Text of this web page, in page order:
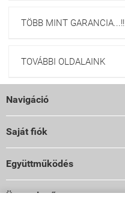
TÖBB MINT GARANCIA...!!
TOVÁBBI OLDALAINK
Navigáció
Saját fiók
Együttműködés
Üzemeltető